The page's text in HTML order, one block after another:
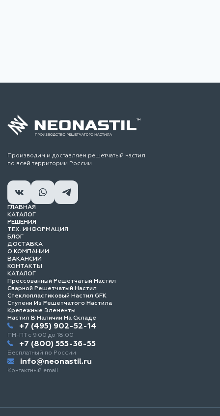
Производим и доставляем решетчатый настил
по всей территории России
ГЛАВНАЯ
КАТАЛОГ
РЕШЕНИЯ
ТЕХ. ИНФОРМАЦИЯ
БЛОГ
ДОСТАВКА
О КОМПАНИИ
ВАКАНСИИ
КОНТАКТЫ
КАТАЛОГ
Прессованный Решетчатый Настил
Сварной Решетчатый Настил
Стеклопластиковый Настил GFK
Ступени Из Решетчатого Настила
Крепежные Элементы
Настил В Наличии На Складе
+7 (495) 902-52-14
ПН-ПТ с 9.00 до 18.00
+7 (800) 555-36-55
Бесплатный по России
info@neonastil.ru
Контактный email